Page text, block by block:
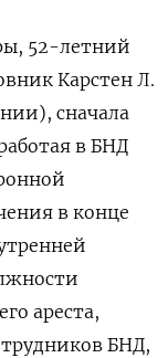
52-летний
Карстен Л.
сначала
в БНД
в конце
ареста,
БНД,